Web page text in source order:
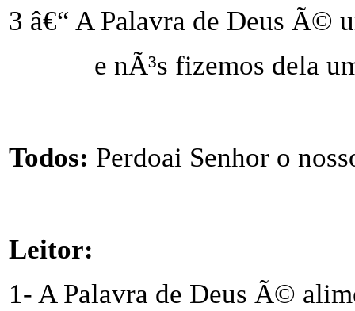
3 â€“ A Palavra de Deus Ã©
e nÃ³s fizemos dela
Todos: Perdoai Senhor o
Leitor:
1- A Palavra de Deus Ã©